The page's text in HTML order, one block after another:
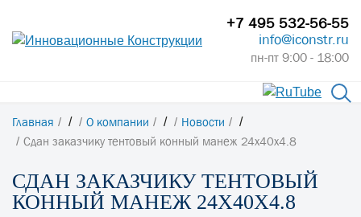
+7 495 532-56-55
info@iconstr.ru
пн-пт 9:00 - 18:00
Главная / О компании / Новости
/
Сдан заказчику тентовый конный манеж 24х40х4.8
СДАН ЗАКАЗЧИКУ ТЕНТОВЫЙ
КОННЫЙ МАНЕЖ 24Х40Х4.8